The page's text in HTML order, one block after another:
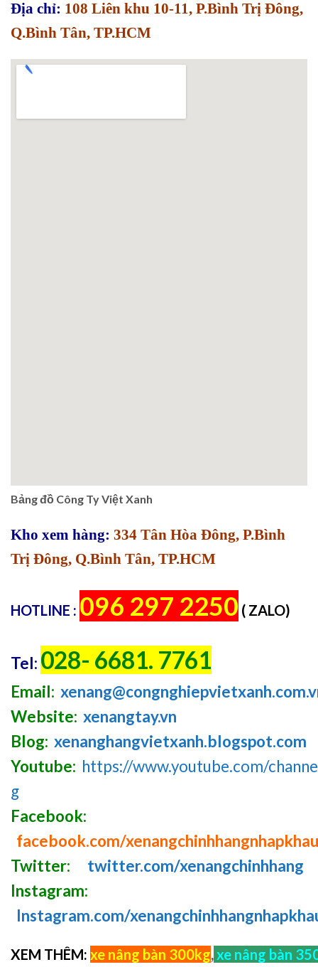
Địa chỉ: 108 Liên khu 10-11, P.Bình Trị Đông,
Q.Bình Tân, TP.HCM
Bảng đồ Công Ty Việt Xanh
Kho xem hàng: 334 Tân Hòa Đông, P.Bình
Trị Đông, Q.Bình Tân, TP.HCM
HOTLINE : 096 297 2250 ( ZALO)
Tel: 028- 6681. 7761
Email:
Website: xenangtay.vn
Blog: xenanghangvietxanh.blogspot.com
Youtube: https://www.youtube.com/
g
Facebook:
facebook.com/xenangchinhhangnhapkhau
Twitter:
twitter.com/xenangchinhhang
Instagram:
Instagram.com/
XEM THÊM: xe nâng bàn 300kg,xe nâng bàn